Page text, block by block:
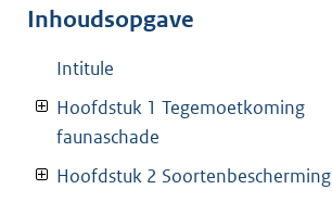
Inhoudsopgave
Intitule
Hoofdstuk 1 Tegemoetkoming
faunaschade
Hoofdstuk 2 Soortenbescherming